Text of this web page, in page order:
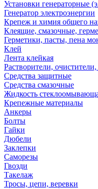
Установки генераторные
Генератор электроэнергии
Крепеж и химия общего
Клеящие, смазочные,
Герметики, пасты, пена
Клей
Лента клейкая
Растворители, очистители,
Средства защитные
Средства смазочные
Жидкость
Крепежные материалы
Анкеры
Болты
Гайки
Дюбели
Заклепки
Саморезы
Гвозди
Такелаж
Тросы, цепи, веревки